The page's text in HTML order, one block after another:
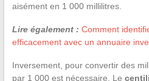
aisément en 1 000 millilitres.
Lire également : Comment
efficacement avec un annuaire
Inversement, pour convertir des
par 1 000 est nécessaire. Le